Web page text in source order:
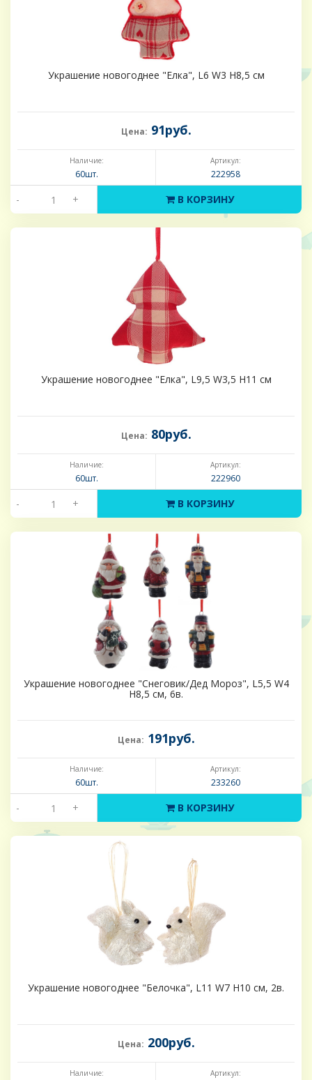
Украшение новогоднее "Елка", L6 W3 H8,5 см
Цена: 91руб.
Наличие:
60шт.
Артикул:
222958
- + В КОРЗИНУ
Украшение новогоднее "Елка", L9,5 W3,5 H11 см
Цена: 80руб.
Наличие:
60шт.
Артикул:
222960
- + В КОРЗИНУ
Украшение новогоднее "Снеговик/Дед Мороз", L5,5 W4
H8,5 см, 6в.
Цена: 191руб.
Наличие:
60шт.
Артикул:
233260
- + В КОРЗИНУ
Украшение новогоднее "Белочка", L11 W7 H10 см, 2в.
Цена: 200руб.
Наличие: Артикул: